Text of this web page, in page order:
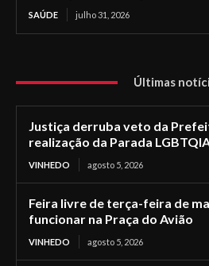
SAÚDE julho 31, 2026
Últimas
Justiça derruba veto da
realização da Parada
VINHEDO agosto 5, 2026
Feira livre de terça-feira de
funcionar na Praça do Avião
VINHEDO agosto 5, 2026